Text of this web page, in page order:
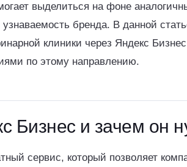
выделиться на фоне
бренда. В данной
клиники через Яндекс
по этому направлению.
Бизнес и зачем он
сервис, который позволяет